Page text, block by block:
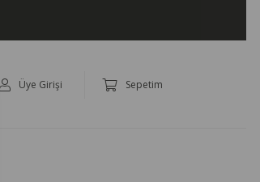
Üye Girişi Sepetim